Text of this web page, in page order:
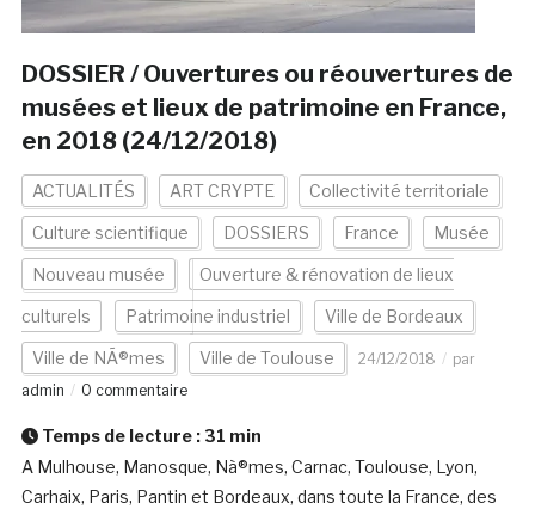
DOSSIER / Ouvertures ou réouvertures de
musées et lieux de patrimoine en France,
en 2018 (24/12/2018)
ACTUALITÉS ART CRYPTE Collectivité territoriale
Culture scientifique DOSSIERS France Musée
Nouveau musée Ouverture & rénovation de lieux
culturels Patrimoine industriel Ville de Bordeaux
Ville de NÃ®mes Ville de Toulouse 24/12/2018
par
admin
0 commentaire
Temps de lecture : 31 min
A Mulhouse, Manosque, Nà®mes, Carnac, Toulouse, Lyon,
Carhaix, Paris, Pantin et Bordeaux, dans toute la France, des